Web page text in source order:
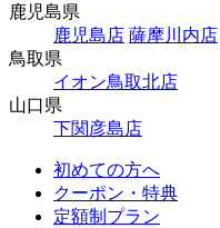
鹿児島県
鹿児島店 薩摩川内店
鳥取県
イオン鳥取北店
山口県
下関彦島店
初めての方へ
クーポン・特典
定額制プラン